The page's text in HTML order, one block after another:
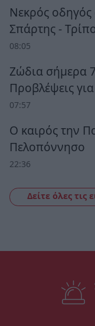
Νεκρός
Σπάρτης -
08:05
Ζώδια σήμερα
Προβλέψεις
07:57
Ο καιρός την
Πελοπόννησο
22:36
Δείτε όλες τις